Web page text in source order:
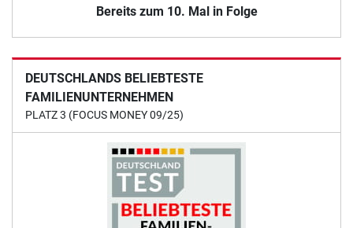
Bereits zum 10. Mal in Folge
DEUTSCHLANDS BELIEBTESTE
FAMILIENUNTERNEHMEN
PLATZ 3 (FOCUS MONEY 09/25)